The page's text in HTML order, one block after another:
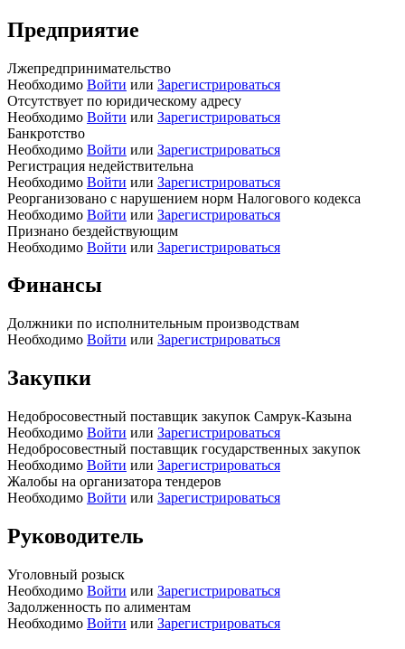
Предприятие
Лжепредпринимательство
Необходимо Войти или Зарегистрироваться
Отсутствует по юридическому адресу
Необходимо Войти или Зарегистрироваться
Банкротство
Необходимо Войти или Зарегистрироваться
Регистрация недействительна
Необходимо Войти или Зарегистрироваться
Реорганизовано с нарушением норм Налогового кодекса
Необходимо Войти или Зарегистрироваться
Признано бездействующим
Необходимо Войти или Зарегистрироваться
Финансы
Должники по исполнительным производствам
Необходимо Войти или Зарегистрироваться
Закупки
Недобросовестный поставщик закупок Самрук-Казына
Необходимо Войти или Зарегистрироваться
Недобросовестный поставщик государственных закупок
Необходимо Войти или Зарегистрироваться
Жалобы на организатора тендеров
Необходимо Войти или Зарегистрироваться
Руководитель
Уголовный розыск
Необходимо Войти или Зарегистрироваться
Задолженность по алиментам
Необходимо Войти или Зарегистрироваться